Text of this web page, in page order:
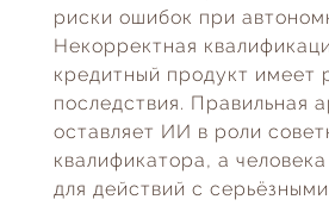
риски ошибок при
Некорректная
кредитный продукт имеет
последствия. Правильная
оставляет ИИ в роли
квалификатора, а
для действий с